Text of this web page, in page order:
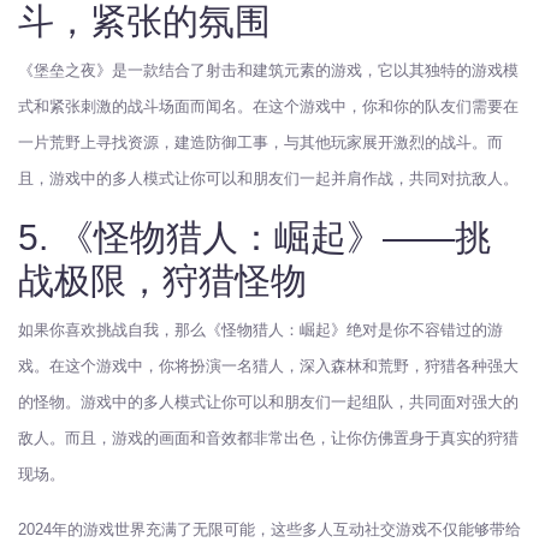
斗，紧张的氛围
《堡垒之夜》是一款结合了射击和建筑元素的游戏，它以其独特的游戏模
式和紧张刺激的战斗场面而闻名。在这个游戏中，你和你的队友们需要在
一片荒野上寻找资源，建造防御工事，与其他玩家展开激烈的战斗。而
且，游戏中的多人模式让你可以和朋友们一起并肩作战，共同对抗敌人。
5. 《怪物猎人：崛起》——挑
战极限，狩猎怪物
如果你喜欢挑战自我，那么《怪物猎人：崛起》绝对是你不容错过的游
戏。在这个游戏中，你将扮演一名猎人，深入森林和荒野，狩猎各种强大
的怪物。游戏中的多人模式让你可以和朋友们一起组队，共同面对强大的
敌人。而且，游戏的画面和音效都非常出色，让你仿佛置身于真实的狩猎
现场。
2024年的游戏世界充满了无限可能，这些多人互动社交游戏不仅能够带给